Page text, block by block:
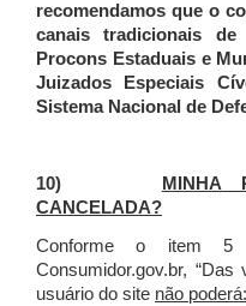
recomendamos que o
canais tradicionais
Procons Estaduais e
Juizados Especiais
Sistema Nacional de
10)
MINHA
CANCELADA?
Conforme o item
Consumidor.gov.br,
usuário do site não poderá: